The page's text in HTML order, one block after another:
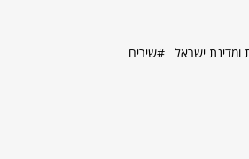
ומדינת ישראל
שירים